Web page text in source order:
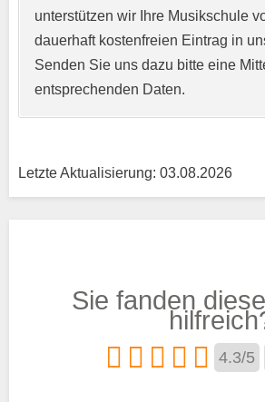
Kurzprofil der Musikschule
Trägertyp*
unterstützen wir Ihre Musikschule
dauerhaft kostenfreien Eintrag in
Senden Sie uns dazu bitte eine
entsprechenden Daten.
Letzte Aktualisierung: 03.08.2026
Sie fanden
4.3/5